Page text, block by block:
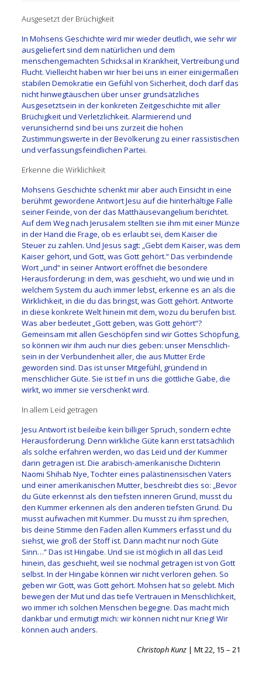
Ausgesetzt der Brüchigkeit
In Mohsens Geschichte wird mir wieder deutlich, wie sehr wir
ausgeliefert sind dem natürlichen und dem
menschengemachten Schicksal in Krankheit, Vertreibung und
Flucht. Vielleicht haben wir hier bei uns in einer einigermaßen
stabilen Demokratie ein Gefühl von Sicherheit, doch darf das
nicht hinwegtäuschen über unser grundsätzliches
Ausgesetztsein in der konkreten Zeitgeschichte mit aller
Brüchigkeit und Verletzlichkeit. Alarmierend und
verunsichernd sind bei uns zurzeit die hohen
Zustimmungswerte in der Bevölkerung zu einer rassistischen
und verfassungsfeindlichen Partei.
Erkenne die Wirklichkeit
Mohsens Geschichte schenkt mir aber auch Einsicht in eine
berühmt gewordene Antwort Jesu auf die hinterhältige Falle
seiner Feinde, von der das Matthäusevangelium berichtet.
Auf dem Weg nach Jerusalem stellten sie ihm mit einer Münze
in der Hand die Frage, ob es erlaubt sei, dem Kaiser die
Steuer zu zahlen. Und Jesus sagt: „Gebt dem Kaiser, was dem
Kaiser gehört, und Gott, was Gott gehört.“ Das verbindende
Wort „und“ in seiner Antwort eröffnet die besondere
Herausforderung: in dem, was geschieht, wo und wie und in
welchem System du auch immer lebst, erkenne es an als die
Wirklichkeit, in die du das bringst, was Gott gehört. Antworte
in diese konkrete Welt hinein mit dem, wozu du berufen bist.
Was aber bedeutet „Gott geben, was Gott gehört“?
Gemeinsam mit allen Geschöpfen sind wir Gottes Schöpfung,
so können wir ihm auch nur dies geben: unser Menschlich-
sein in der Verbundenheit aller, die aus Mutter Erde
geworden sind. Das ist unser Mitgefühl, gründend in
menschlicher Güte. Sie ist tief in uns die göttliche Gabe, die
wirkt, wo immer sie verschenkt wird.
In allem Leid getragen
Jesu Antwort ist beileibe kein billiger Spruch, sondern echte
Herausforderung. Denn wirkliche Güte kann erst tatsächlich
als solche erfahren werden, wo das Leid und der Kummer
darin getragen ist. Die arabisch-amerikanische Dichterin
Naomi Shihab Nye, Tochter eines palästinensischen Vaters
und einer amerikanischen Mutter, beschreibt dies so: „Bevor
du Güte erkennst als den tiefsten inneren Grund, musst du
den Kummer erkennen als den anderen tiefsten Grund. Du
musst aufwachen mit Kummer. Du musst zu ihm sprechen,
bis deine Stimme den Faden allen Kummers erfasst und du
siehst, wie groß der Stoff ist. Dann macht nur noch Güte
Sinn…“ Das ist Hingabe. Und sie ist möglich in all das Leid
hinein, das geschieht, weil sie nochmal getragen ist von Gott
selbst. In der Hingabe können wir nicht verloren gehen. So
geben wir Gott, was Gott gehört. Mohsen hat so gelebt. Mich
bewegen der Mut und das tiefe Vertrauen in Menschlichkeit,
wo immer ich solchen Menschen begegne. Das macht mich
dankbar und ermutigt mich: wir können nicht nur Krieg! Wir
können auch anders.
Christoph Kunz | Mt 22, 15 – 21